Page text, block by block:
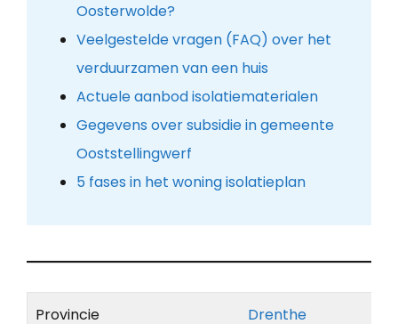
Oosterwolde?
Veelgestelde vragen (FAQ) over het
verduurzamen van een huis
Actuele aanbod isolatiematerialen
Gegevens over subsidie in gemeente
Ooststellingwerf
5 fases in het woning isolatieplan
Provincie Drenthe